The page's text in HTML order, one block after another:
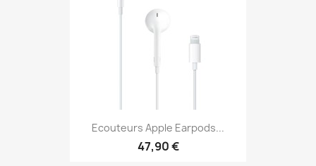
Ecouteurs Apple Earpods...
47,90 €